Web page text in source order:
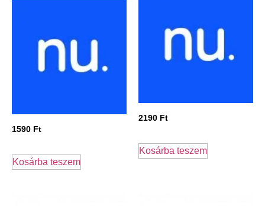
1590 Ft
Kosárba teszem
2190 Ft
Kosárba teszem